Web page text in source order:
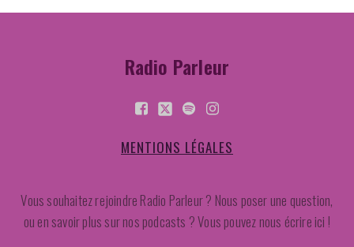
Radio Parleur
MENTIONS LÉGALES
Vous souhaitez rejoindre Radio Parleur ? Nous poser une question,
ou en savoir plus sur nos podcasts ? Vous pouvez nous écrire ici !